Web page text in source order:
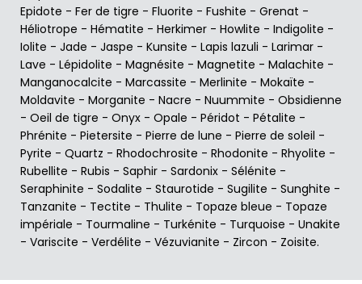
Epidote - Fer de tigre - Fluorite - Fushite - Grenat -
Héliotrope - Hématite - Herkimer - Howlite - Indigolite -
Iolite - Jade - Jaspe - Kunsite - Lapis lazuli - Larimar -
Lave - Lépidolite - Magnésite - Magnetite - Malachite -
Manganocalcite - Marcassite - Merlinite - Mokaïte -
Moldavite - Morganite - Nacre - Nuummite - Obsidienne
- Oeil de tigre - Onyx - Opale - Péridot - Pétalite -
Phrénite - Pietersite - Pierre de lune - Pierre de soleil -
Pyrite - Quartz - Rhodochrosite - Rhodonite - Rhyolite -
Rubellite - Rubis - Saphir - Sardonix - Sélénite -
Seraphinite - Sodalite - Staurotide - Sugilite - Sunghite -
Tanzanite - Tectite - Thulite - Topaze bleue - Topaze
impériale - Tourmaline - Turkénite - Turquoise - Unakite
- Variscite - Verdélite - Vézuvianite - Zircon - Zoisite.